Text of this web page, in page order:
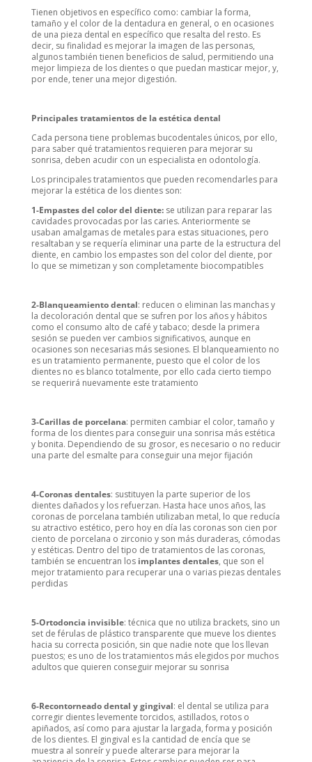
Tienen objetivos en específico como: cambiar la forma,
tamaño y el color de la dentadura en general, o en ocasiones
de una pieza dental en específico que resalta del resto. Es
decir, su finalidad es mejorar la imagen de las personas,
algunos también tienen beneficios de salud, permitiendo una
mejor limpieza de los dientes o que puedan masticar mejor, y,
por ende, tener una mejor digestión.
Principales tratamientos de la estética dental
Cada persona tiene problemas bucodentales únicos, por ello,
para saber qué tratamientos requieren para mejorar su
sonrisa, deben acudir con un especialista en odontología.
Los principales tratamientos que pueden recomendarles para
mejorar la estética de los dientes son:
1-Empastes del color del diente: se utilizan para reparar las
cavidades provocadas por las caries. Anteriormente se
usaban amalgamas de metales para estas situaciones, pero
resaltaban y se requería eliminar una parte de la estructura del
diente, en cambio los empastes son del color del diente, por
lo que se mimetizan y son completamente biocompatibles
2-Blanqueamiento dental: reducen o eliminan las manchas y
la decoloración dental que se sufren por los años y hábitos
como el consumo alto de café y tabaco; desde la primera
sesión se pueden ver cambios significativos, aunque en
ocasiones son necesarias más sesiones. El blanqueamiento no
es un tratamiento permanente, puesto que el color de los
dientes no es blanco totalmente, por ello cada cierto tiempo
se requerirá nuevamente este tratamiento
3-Carillas de porcelana: permiten cambiar el color, tamaño y
forma de los dientes para conseguir una sonrisa más estética
y bonita. Dependiendo de su grosor, es necesario o no reducir
una parte del esmalte para conseguir una mejor fijación
4-Coronas dentales: sustituyen la parte superior de los
dientes dañados y los refuerzan. Hasta hace unos años, las
coronas de porcelana también utilizaban metal, lo que reducía
su atractivo estético, pero hoy en día las coronas son cien por
ciento de porcelana o zirconio y son más duraderas, cómodas
y estéticas. Dentro del tipo de tratamientos de las coronas,
también se encuentran los implantes dentales, que son el
mejor tratamiento para recuperar una o varias piezas dentales
perdidas
5-Ortodoncia invisible: técnica que no utiliza brackets, sino un
set de férulas de plástico transparente que mueve los dientes
hacia su correcta posición, sin que nadie note que los llevan
puestos; es uno de los tratamientos más elegidos por muchos
adultos que quieren conseguir mejorar su sonrisa
6-Recontorneado dental y gingival: el dental se utiliza para
corregir dientes levemente torcidos, astillados, rotos o
apiñados, así como para ajustar la largada, forma y posición
de los dientes. El gingival es la cantidad de encía que se
muestra al sonreír y puede alterarse para mejorar la